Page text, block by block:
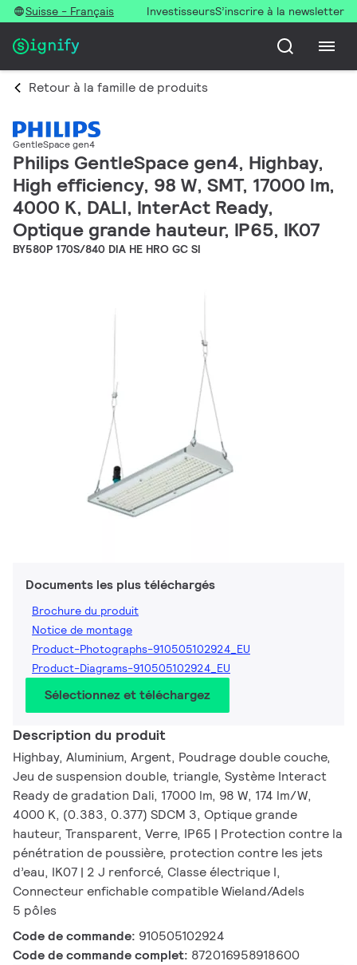
Suisse - Français InvestisseursS’inscrire à la newsletter
Retour à la famille de produits
GentleSpace gen4
Philips GentleSpace gen4, Highbay,
High efficiency, 98 W, SMT, 17000 lm,
4000 K, DALI, InterAct Ready,
Optique grande hauteur, IP65, IK07
BY580P 170S/840 DIA HE HRO GC SI
Documents les plus téléchargés
Brochure du produit
Notice de montage
Product-Photographs-910505102924_EU
Product-Diagrams-910505102924_EU
Sélectionnez et téléchargez
Description du produit
Highbay, Aluminium, Argent, Poudrage double couche,
Jeu de suspension double, triangle, Système Interact
Ready de gradation Dali, 17000 lm, 98 W, 174 lm/W,
4000 K, (0.383, 0.377) SDCM 3, Optique grande
hauteur, Transparent, Verre, IP65 | Protection contre la
pénétration de poussière, protection contre les jets
d’eau, IK07 | 2 J renforcé, Classe électrique I,
Connecteur enfichable compatible Wieland/Adels
5 pôles
Code de commande: 910505102924
Code de commande complet: 872016958918600